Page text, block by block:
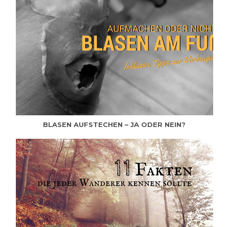
BLASEN AUFSTECHEN – JA ODER NEIN?